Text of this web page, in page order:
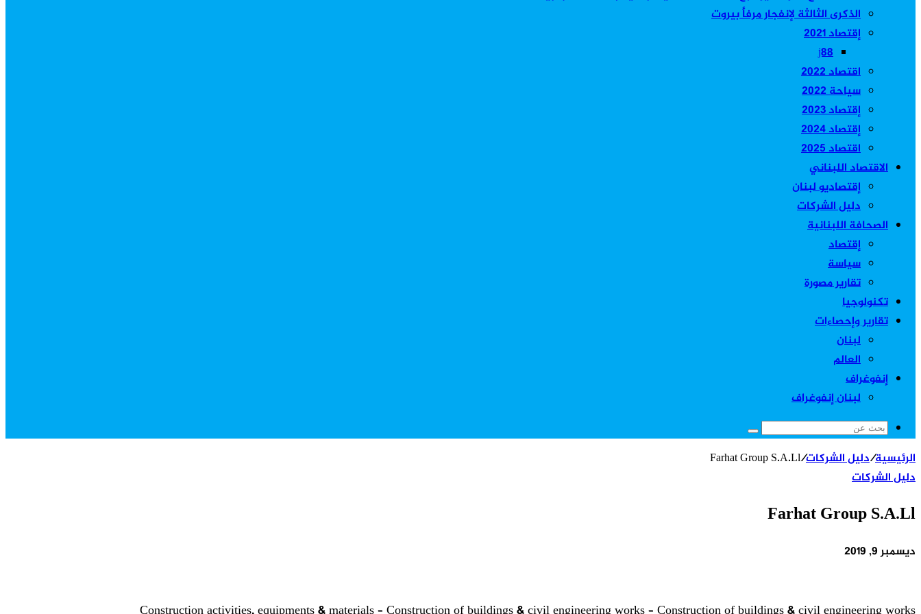
الذكرى الثالثة لإنفجار مرفأ بيروت
إقتصاد 2021
j88
اقتصاد 2022
سياحة 2022
إقتصاد 2023
إقتصاد 2024
اقتصاد 2025
الاقتصاد اللبناني
إقتصاديو لبنان
دليل الشركات
الصحافة اللبنانية
إقتصاد
سياسة
تقارير مصورة
تكنولوجيا
تقارير وإحصاءات
لبنان
العالم
إنفوغراف
لبنان إنفوغراف
بحث
الرئيسية/دليل الشركات/
Farhat Group S.A.Ll
دليل الشركات
Farhat Group S.A.Ll
ديسمبر 9, 2019